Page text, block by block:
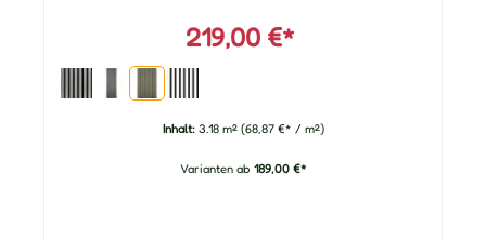
219,00 €*
Inhalt: 3.18 m² (68,87 €* / m²)
Varianten ab 189,00 €*